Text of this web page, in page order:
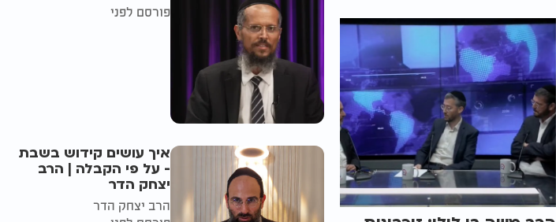
פורסם לפני
איך עושים קידוש בשבת
- על פי הקבלה | הרב
יצחק הדר
הרב יצחק הדר